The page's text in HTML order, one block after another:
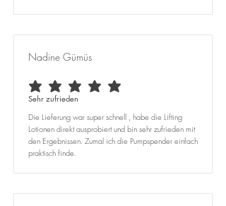
Nadine Gümüs
durchschnittliches Rating ist 5 von 5
Sehr zufrieden
Die Lieferung war super schnell , habe die Lifting
Lotionen direkt ausprobiert und bin sehr zufrieden mit
den Ergebnissen. Zumal ich die Pumpspender einfach
praktisch finde.